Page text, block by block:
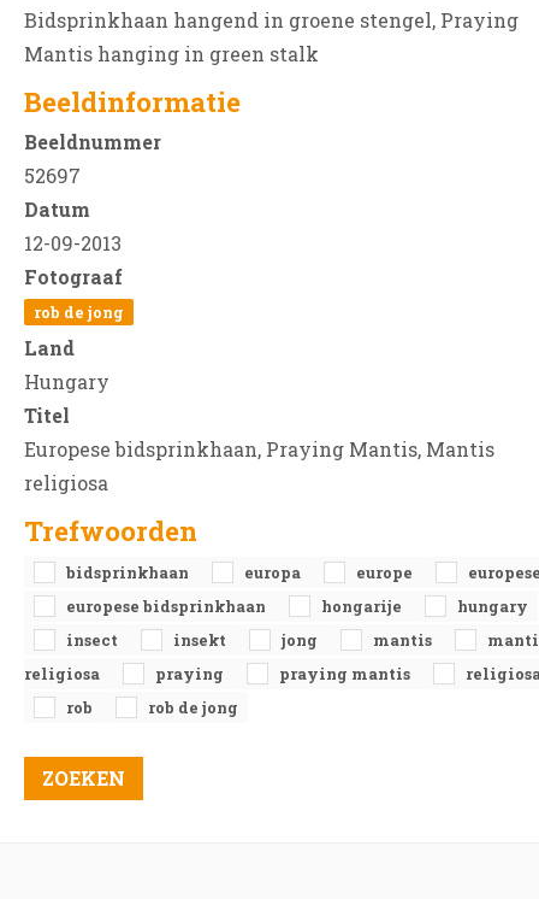
Bidsprinkhaan hangend in groene stengel, Praying
Mantis hanging in green stalk
Beeldinformatie
Beeldnummer
52697
Datum
12-09-2013
Fotograaf
rob de jong
Land
Hungary
Titel
Europese bidsprinkhaan, Praying Mantis, Mantis
religiosa
Trefwoorden
bidsprinkhaan europa europe
europese bidsprinkhaan
hongarije
hungary
insect
insekt jong mantis
religiosa
praying praying mantis
rob
rob de jong